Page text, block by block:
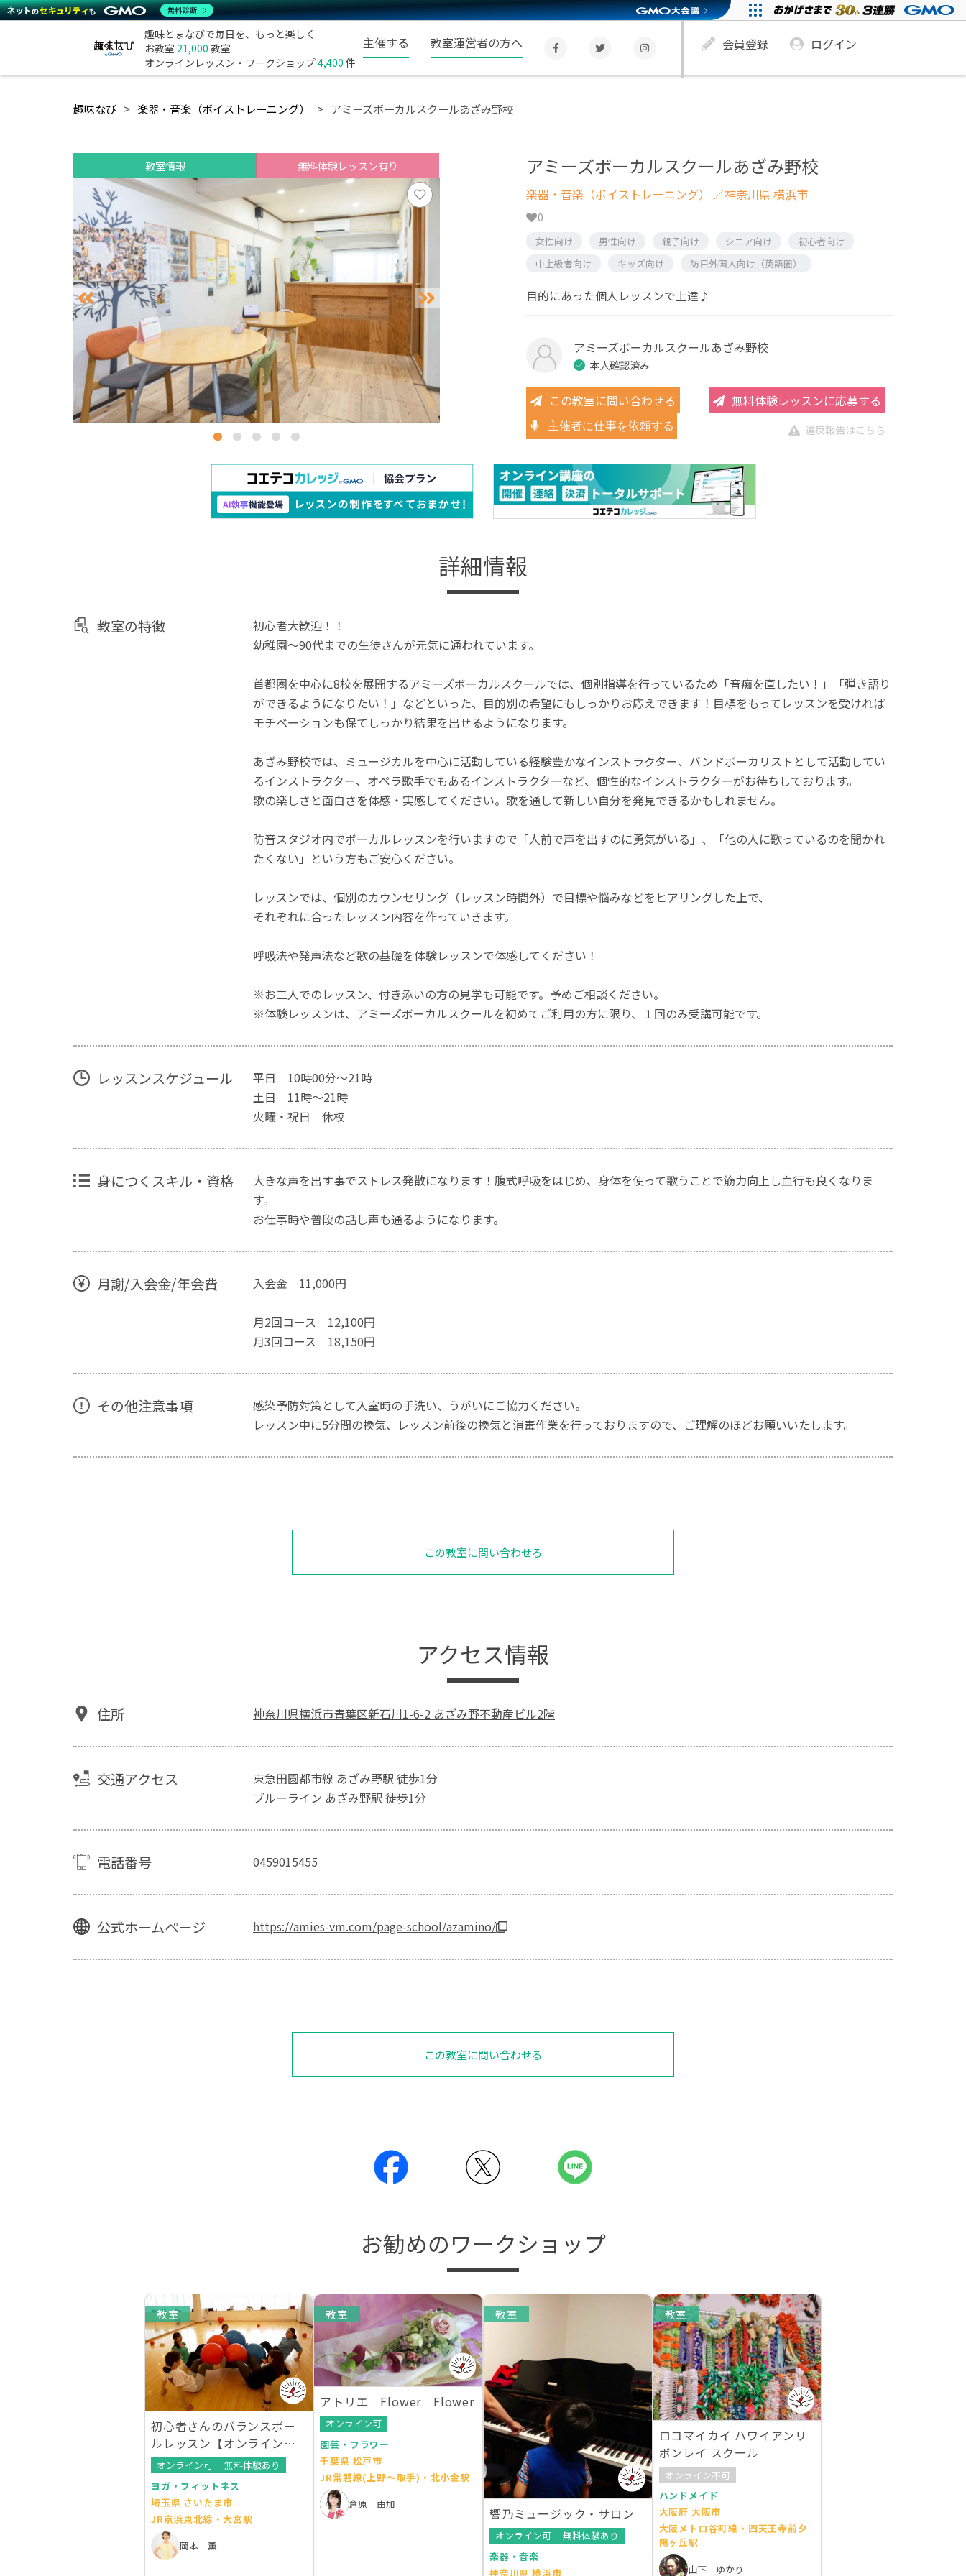
趣味とまなびで毎日を、もっと楽しく
お教室 21,000 教室
オンラインレッスン・ワークショップ4,400 件
主催する 教室運営者の方へ 会員登録 ログイン
趣味なび 楽器・音楽（ボイストレーニング） アミーズボーカルスクールあざみ野校
教室情報 無料体験レッスン有り アミーズボーカルスクールあざみ野校
楽器・音楽（ボイストレーニング） ／神奈川県 横浜市
0
女性向け 男性向け 親子向け シニア向け
初心者向け
中上級者向け
キッズ向け 訪日外国人向け（英語圏）
目的にあった個人レッスンで上達♪
アミーズボーカルスクールあざみ野校
本人確認済み
この教室に問い合わせる 無料体験レッスンに応募する
主催者に仕事を依頼する 違反報告はこちら
詳細情報
教室の特徴
初心者大歓迎！！
幼稚園～90代までの生徒さんが元気に通われています。
首都圏を中心に8校を展開するアミーズボーカルスクールでは、個別指導を行っているため「音痴を直したい！」「弾き語り
ができるようになりたい！」などといった、目的別の希望にもしっかりお応えできます！目標をもってレッスンを受ければ
モチベーションも保てしっかり結果を出せるようになります。
あざみ野校では、ミュージカルを中心に活動している経験豊かなインストラクター、バンドボーカリストとして活動してい
るインストラクター、オペラ歌手でもあるインストラクターなど、個性的なインストラクターがお待ちしております。
歌の楽しさと面白さを体感・実感してください。歌を通して新しい自分を発見できるかもしれません。
防音スタジオ内でボーカルレッスンを行いますので「人前で声を出すのに勇気がいる」、「他の人に歌っているのを聞かれ
たくない」という方もご安心ください。
レッスンでは、個別のカウンセリング（レッスン時間外）で目標や悩みなどをヒアリングした上で、
それぞれに合ったレッスン内容を作っていきます。
呼吸法や発声法など歌の基礎を体験レッスンで体感してください！
※お二人でのレッスン、付き添いの方の見学も可能です。予めご相談ください。
※体験レッスンは、アミーズボーカルスクールを初めてご利用の方に限り、１回のみ受講可能です。
レッスンスケジュール
平日 10時00分～21時
土日 11時～21時
火曜・祝日 休校
身につくスキル・資格
大きな声を出す事でストレス発散になります！腹式呼吸をはじめ、身体を使って歌うことで筋力向上し血行も良くなりま
す。
お仕事時や普段の話し声も通るようになります。
月謝/入会金/年会費 入会金 11,000円
月2回コース 12,100円
月3回コース 18,150円
その他注意事項
感染予防対策として入室時の手洗い、うがいにご協力ください。
レッスン中に5分間の換気、レッスン前後の換気と消毒作業を行っておりますので、ご理解のほどお願いいたします。
この教室に問い合わせる
アクセス情報
住所 神奈川県横浜市青葉区新石川1-6-2 あざみ野不動産ビル2階
交通アクセス
東急田園都市線 あざみ野駅 徒歩1分
ブルーライン あざみ野駅 徒歩1分
電話番号 0459015455
公式ホームページ https://amies-vm.com/page-school/azamino/
この教室に問い合わせる
お勧めのワークショップ
教室
初心者さんのバランスボー
ルレッスン【オンラインレ
ッスンあり】
オンライン可
無料体験あり
ヨガ・フィットネス
埼玉県 さいたま市
JR京浜東北線・大宮駅
岡本 薫
教室
アトリエ Flower Flower
オンライン可
園芸・フラワー
千葉県 松戸市
JR常磐線(上野～取手)・北小金駅
倉原 由加
教室
響乃ミュージック・サロン
オンライン可
無料体験あり
楽器・音楽
神奈川県 横浜市
教室
ロコマイカイ ハワイアンリ
ボンレイ スクール
オンライン不可
ハンドメイド
大阪府 大阪市
大阪メトロ谷町線・四天王寺前夕
陽ヶ丘駅
山下 ゆかり
無料診断